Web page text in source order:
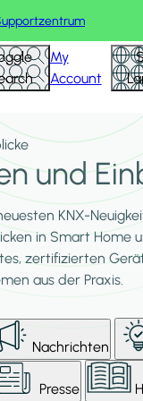
My
Account
und
KNX-
in Smart Home
zertifizierten
aus der Praxis.
Nachrichten
Presse